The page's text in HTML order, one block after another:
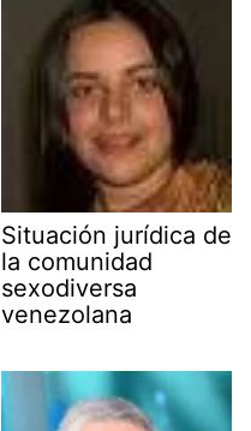
Situación jurídica de
la comunidad
sexodiversa
venezolana